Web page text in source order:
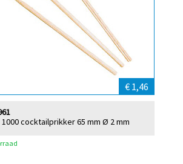
€ 1,46
1000 cocktailprikker 65 mm Ø 2 mm